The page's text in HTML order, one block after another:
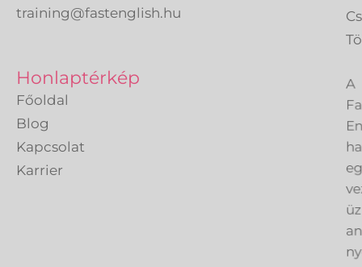
training@fastenglish.hu
Honlaptérkép
Főoldal
Blog
Kapcsolat
Karrier